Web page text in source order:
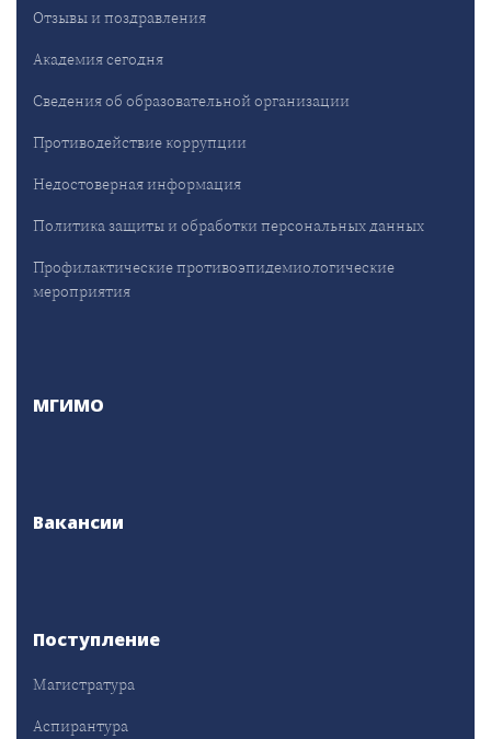
Отзывы и поздравления
Академия сегодня
Сведения об образовательной организации
Противодействие коррупции
Недостоверная информация
Политика защиты и обработки персональных данных
Профилактические противоэпидемиологические
мероприятия
МГИМО
Вакансии
Поступление
Магистратура
Аспирантура